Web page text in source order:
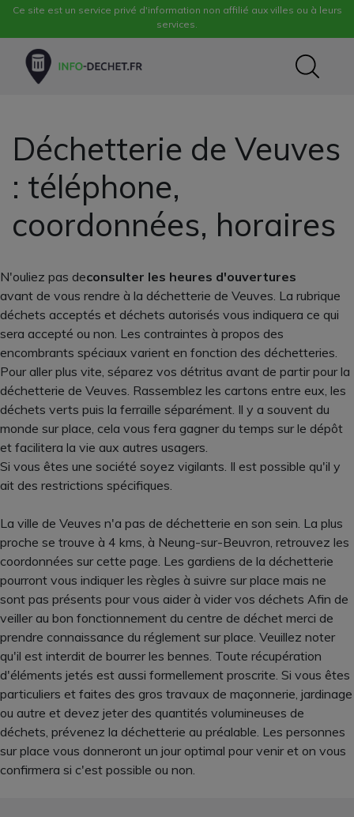
Ce site est un service privé d'information non affilié aux villes ou à leurs
services.
Déchetterie de Veuves
: téléphone,
coordonnées, horaires
N'ouliez pas deconsulter les heures d'ouvertures
avant de vous rendre à la déchetterie de Veuves. La rubrique
déchets acceptés et déchets autorisés vous indiquera ce qui
sera accepté ou non. Les contraintes à propos des
encombrants spéciaux varient en fonction des déchetteries.
Pour aller plus vite, séparez vos détritus avant de partir pour la
déchetterie de Veuves. Rassemblez les cartons entre eux, les
déchets verts puis la ferraille séparément. Il y a souvent du
monde sur place, cela vous fera gagner du temps sur le dépôt
et facilitera la vie aux autres usagers.
Si vous êtes une société soyez vigilants. Il est possible qu'il y
ait des restrictions spécifiques.
La ville de Veuves n'a pas de déchetterie en son sein. La plus
proche se trouve à 4 kms, à Neung-sur-Beuvron, retrouvez les
coordonnées sur cette page. Les gardiens de la déchetterie
pourront vous indiquer les règles à suivre sur place mais ne
sont pas présents pour vous aider à vider vos déchets Afin de
veiller au bon fonctionnement du centre de déchet merci de
prendre connaissance du réglement sur place. Veuillez noter
qu'il est interdit de bourrer les bennes. Toute récupération
d'éléments jetés est aussi formellement proscrite. Si vous êtes
particuliers et faites des gros travaux de maçonnerie, jardinage
ou autre et devez jeter des quantités volumineuses de
déchets, prévenez la déchetterie au préalable. Les personnes
sur place vous donneront un jour optimal pour venir et on vous
confirmera si c'est possible ou non.